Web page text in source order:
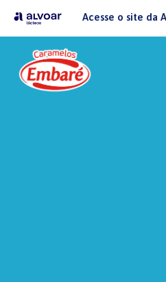
Acesse o site da